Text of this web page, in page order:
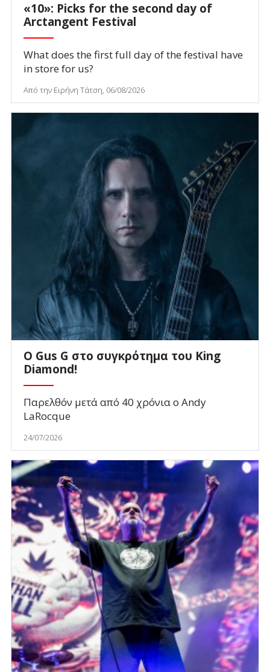
«10»: Picks for the second day of
Arctangent Festival
What does the first full day of the festival have
in store for us?
Από την Ειρήνη Τάτση, 06/08/2026
O Gus G στο συγκρότημα του King
Diamond!
Παρελθόν μετά από 40 χρόνια ο Andy
LaRocque
24/07/2026